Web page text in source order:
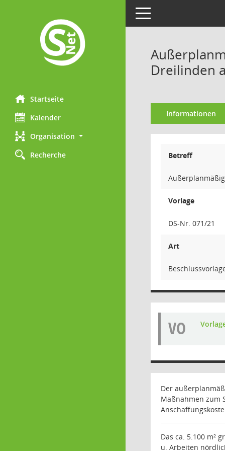
Startseite
Kalender
Organisation
Recherche
Toggle navigation
Dreilinden
Informationen
Betreff
Vorlage
DS-Nr. 071/21
Art
VO
Der
Maßnahmen zum
Das ca. 5.100 m²
u. Arbeiten